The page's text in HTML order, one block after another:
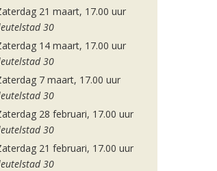
21 maart, 17.00 uur
30
14 maart, 17.00 uur
30
7 maart, 17.00 uur
30
28 februari, 17.00 uur
30
21 februari, 17.00 uur
30